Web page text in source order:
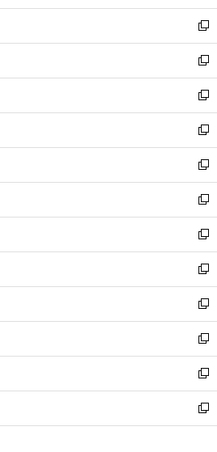
開
く
ウ
で
開
く
ン
ド
ウ
で
開
く
新
し
い
ウ
ィ
ン
ド
ウ
で
開
く
新
し
い
ウ
ィ
ン
ド
ウ
で
開
く
新
し
い
ウ
ィ
ン
ド
ウ
で
開
く
新
し
い
ウ
ィ
ン
ド
ウ
で
開
く
新
し
い
ウ
ィ
ン
ド
ウ
で
開
く
新
し
い
ウ
ィ
ン
ド
ウ
で
開
く
新
し
い
ウ
ィ
ン
ド
ウ
で
開
く
新
し
い
ウ
ィ
ン
ド
ウ
で
開
新
し
い
ウ
ィ
ン
ド
ウ
新
し
い
ウ
ィ
ン
新
し
い
ウ
新
し